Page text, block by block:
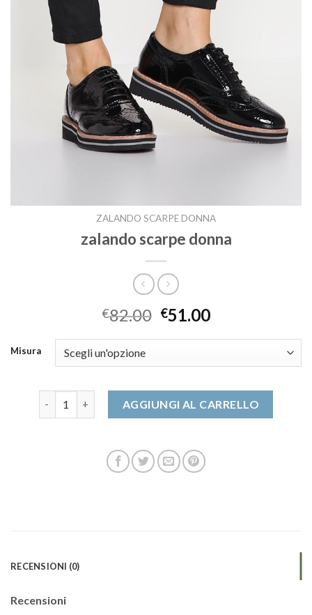
ZALANDO SCARPE DONNA
zalando scarpe donna
€82.00 €51.00
Misura
AGGIUNGI AL CARRELLO
RECENSIONI (0)
Recensioni